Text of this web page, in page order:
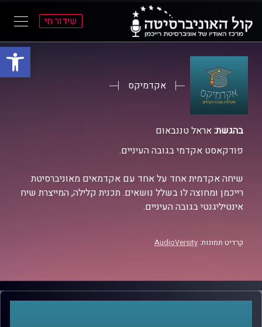
פתח
שידור חי
אקדמיקס
בהגשת:אראל טננבאום
פודקאסט אקדמי בגובה העיניים.
שיחה אקדמית אחד על אחד עם אקדמאים מאוניברסיטת
רייכמן ומחוצה לו בשלל נושאים. תכנית קלילה, המייצרת שיח
אינטיליגנטי בגובה העיניים.
קרדיט תמונות: AudioVersity